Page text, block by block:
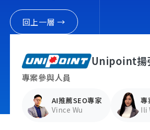
成功案例
執行報告 / 策略解析
回上一層 →
Unipoint揚
專案參與人員
AI推薦SEO專家
Vince Wu
專
Ili